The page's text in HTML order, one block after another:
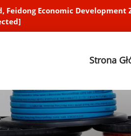
Feidong Economic Development
Strona